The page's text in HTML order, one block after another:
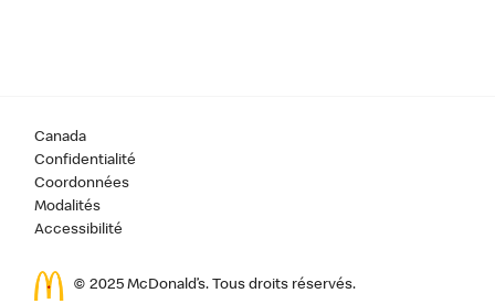
Canada
Confidentialité
Coordonnées
Modalités
Accessibilité
© 2025 McDonald’s. Tous droits réservés.